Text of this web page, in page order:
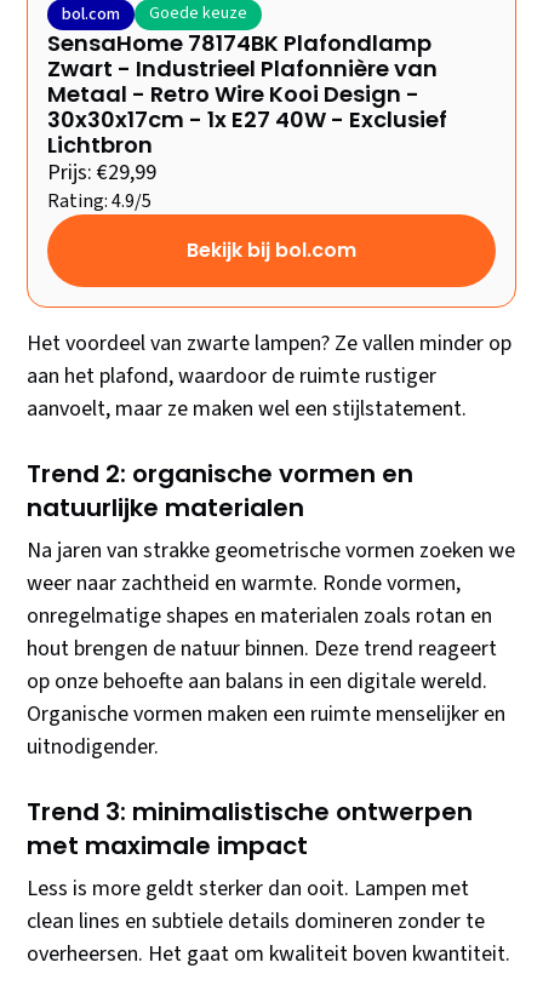
bol.com Goede keuze
SensaHome 78174BK Plafondlamp
Zwart - Industrieel Plafonnière van
Metaal - Retro Wire Kooi Design -
30x30x17cm - 1x E27 40W - Exclusief
Lichtbron
Prijs: €29,99
Rating: 4.9/5
Bekijk bij bol.com
Het voordeel van zwarte lampen? Ze vallen minder op
aan het plafond, waardoor de ruimte rustiger
aanvoelt, maar ze maken wel een stijlstatement.
Trend 2: organische vormen en
natuurlijke materialen
Na jaren van strakke geometrische vormen zoeken we
weer naar zachtheid en warmte. Ronde vormen,
onregelmatige shapes en materialen zoals rotan en
hout brengen de natuur binnen. Deze trend reageert
op onze behoefte aan balans in een digitale wereld.
Organische vormen maken een ruimte menselijker en
uitnodigender.
Trend 3: minimalistische ontwerpen
met maximale impact
Less is more geldt sterker dan ooit. Lampen met
clean lines en subtiele details domineren zonder te
overheersen. Het gaat om kwaliteit boven kwantiteit.